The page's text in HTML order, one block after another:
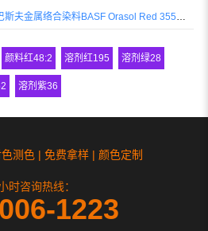
颜料红48:2 溶剂红195 溶剂绿28
溶剂紫36
测色 | 免费拿样 | 颜色定制
时咨询热线：
1223